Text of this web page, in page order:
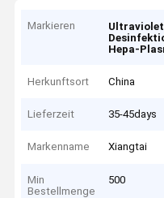
Markieren
Hepa-
Herkunftsort China
Lieferzeit 35-45days
Markenname Xiangtai
Min
Bestellmenge
500